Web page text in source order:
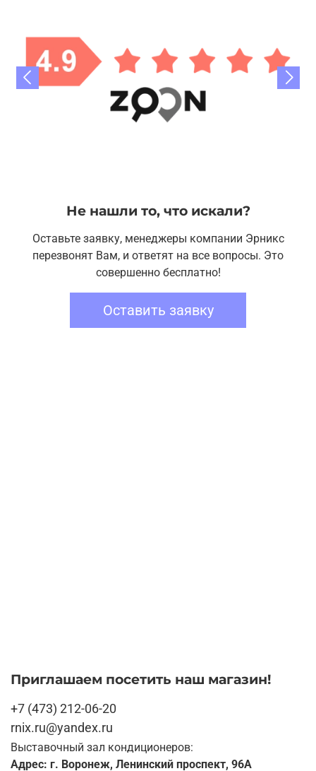
Не нашли то, что искали?
Оставьте заявку, менеджеры компании Эрникс
перезвонят Вам, и ответят на все вопросы. Это
совершенно бесплатно!
Оставить заявку
Приглашаем посетить наш магазин!
+7 (473) 212-06-20
rnix.ru@yandex.ru
Выставочный зал кондиционеров:
Адрес: г. Воронеж, Ленинский проспект, 96А